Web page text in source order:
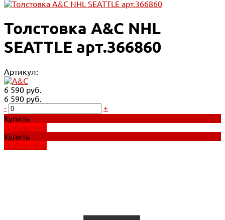
Толстовка A&C NHL
SEATTLE арт.366860
Артикул:
6 590 руб.
6 590 руб.
-
+
Купить
Добавлено
Купить
Добавлено